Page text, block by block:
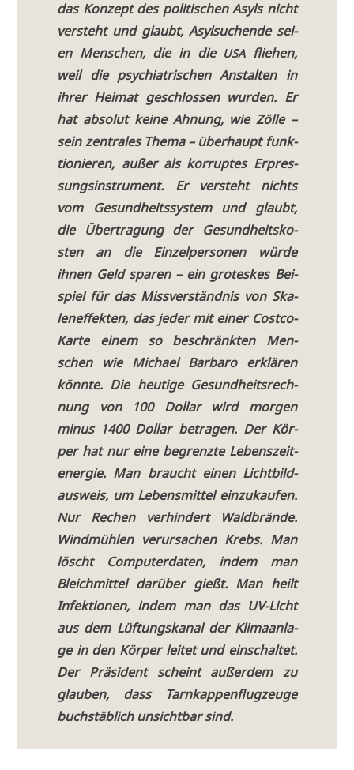
das Kon­zept des poli­ti­schen Asyls nicht
ver­steht und glaubt, Asyl­su­chen­de sei­
en Men­schen, die in die USAflie­hen,
weil die psych­ia­tri­schen Anstal­ten in
ihrer Hei­mat geschlos­sen wur­den. Er
hat abso­lut kei­ne Ahnung, wie Zöl­le –
sein zen­tra­les The­ma – über­haupt funk­
tio­nie­ren, außer als kor­rup­tes Erpres­
sungs­in­stru­ment. Er ver­steht nichts
vom Gesund­heits­sy­stem und glaubt,
die Über­tra­gung der Gesund­heits­ko­
sten an die Ein­zel­per­so­nen wür­de
ihnen Geld spa­ren – ein gro­tes­kes Bei­
spiel für das Miss­ver­ständ­nis von Ska­
len­ef­fek­ten, das jeder mit einer Cost­co-
Kar­te einem so beschränk­ten Men­
schen wie Micha­el Bar­ba­ro erklä­ren
könn­te. Die heu­ti­ge Gesund­heits­rech­
nung von 100 Dol­lar wird mor­gen
minus 1400 Dol­lar betra­gen. Der Kör­
per hat nur eine begrenz­te Lebens­zeit­
ener­gie. Man braucht einen Licht­bild­
aus­weis, um Lebens­mit­tel ein­zu­kau­fen.
Nur Rechen ver­hin­dert Wald­brän­de.
Wind­müh­len ver­ur­sa­chen Krebs. Man
löscht Com­pu­ter­da­ten, indem man
Bleich­mit­tel dar­über gießt. Man heilt
Infek­tio­nen, indem man das UV-Licht
aus dem Lüf­tungs­ka­nal der Kli­ma­an­la­
ge in den Kör­per lei­tet und ein­schal­tet.
Der Prä­si­dent scheint außer­dem zu
glau­ben, dass Tarn­kap­pen­flug­zeu­ge
buch­stäb­lich unsicht­bar sind.